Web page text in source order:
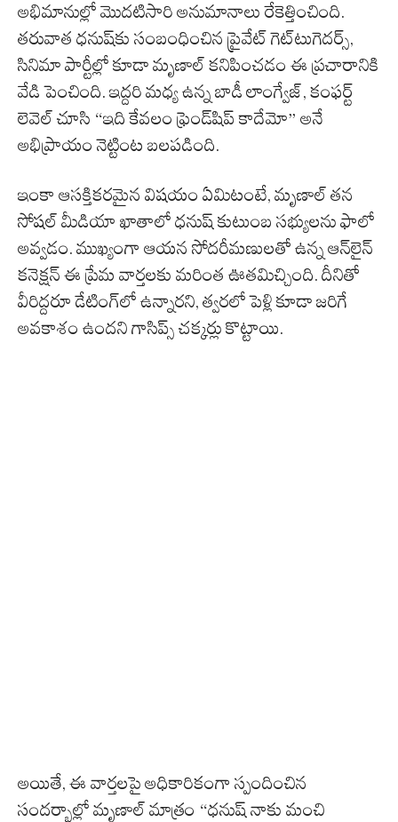
అభిమానుల్లో మొదటిసారి అనుమానాలు రేకెత్తించింది.
తరువాత ధనుష్‌కు సంబంధించిన ప్రైవేట్ గెట్‌టుగెదర్స్,
సినిమా పార్టీల్లో కూడా మృణాల్ కనిపించడం ఈ ప్రచారానికి
వేడి పెంచింది. ఇద్దరి మధ్య ఉన్న బాడీ లాంగ్వేజ్, కంఫర్ట్
లెవెల్ చూసి “ఇది కేవలం ఫ్రెండ్‌షిప్ కాదేమో” అనే
అభిప్రాయం నెట్టింట బలపడింది.
ఇంకా ఆసక్తికరమైన విషయం ఏమిటంటే, మృణాల్ తన
సోషల్ మీడియా ఖాతాలో ధనుష్ కుటుంబ సభ్యులను ఫాలో
అవ్వడం. ముఖ్యంగా ఆయన సోదరీమణులతో ఉన్న ఆన్‌లైన్
కనెక్షన్ ఈ ప్రేమ వార్తలకు మరింత ఊతమిచ్చింది. దీనితో
వీరిద్దరూ డేటింగ్‌లో ఉన్నారని, త్వరలో పెళ్లి కూడా జరిగే
అవకాశం ఉందని గాసిప్స్ చక్కర్లు కొట్టాయి.
అయితే, ఈ వార్తలపై అధికారికంగా స్పందించిన
సందర్భాల్లో మృణాల్ మాత్రం “ధనుష్ నాకు మంచి